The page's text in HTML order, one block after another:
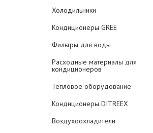
Холодильники
Кондиционеры GREE
Фильтры для воды
Расходные материалы для
кондиционеров
Тепловое оборудование
Кондиционеры DITREEX
Воздухоохладители